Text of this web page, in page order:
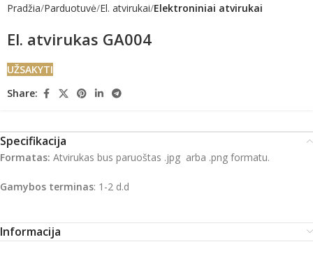
Pradžia Parduotuvė El. atvirukai Elektroniniai atvirukai
El. atvirukas GA004
UŽSAKYTI
Share:
Specifikacija
Formatas: Atvirukas bus paruoštas .jpg arba .png formatu.
Gamybos terminas: 1-2 d.d
Informacija